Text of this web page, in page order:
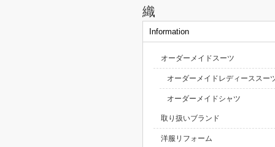
織
Information
オーダーメイドスーツ
オーダーメイドレディーススー
オーダーメイドシャツ
取り扱いブランド
洋服リフォーム